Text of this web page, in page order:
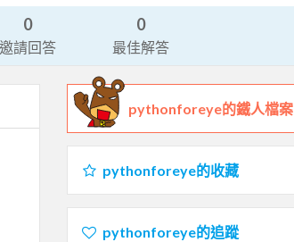
0
邀請回答
0
最佳解答
pythonforeye的鐵人檔案
pythonforeye的收藏
pythonforeye的追蹤